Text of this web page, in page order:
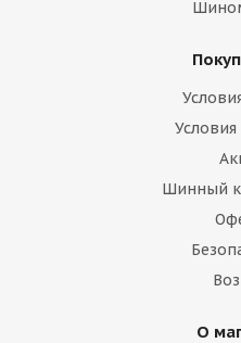
Условия
Шинный
О